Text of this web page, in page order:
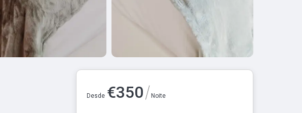
Desde €350/ Noite